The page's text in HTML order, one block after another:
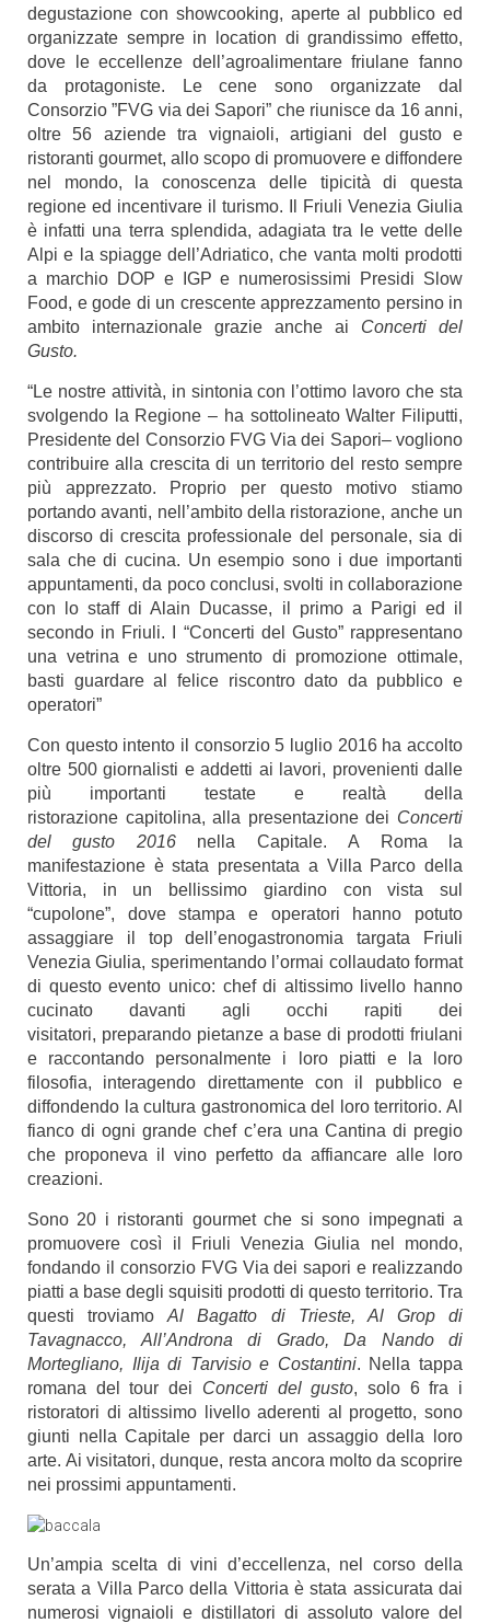
degustazione con showcooking, aperte al pubblico ed
organizzate sempre in location di grandissimo effetto,
dove le eccellenze dell’agroalimentare friulane fanno
da protagoniste. Le cene sono organizzate dal
Consorzio ”FVG via dei Sapori” che riunisce da 16 anni,
oltre 56 aziende tra vignaioli, artigiani del gusto e
ristoranti gourmet, allo scopo di promuovere e diffondere
nel mondo, la conoscenza delle tipicità di questa
regione ed incentivare il turismo. Il Friuli Venezia Giulia
è infatti una terra splendida, adagiata tra le vette delle
Alpi e la spiagge dell’Adriatico, che vanta molti prodotti
a marchio DOP e IGP e numerosissimi Presidi Slow
Food, e gode di un crescente apprezzamento persino in
ambito internazionale grazie anche ai Concerti del
Gusto.
“Le nostre attività, in sintonia con l’ottimo lavoro che sta
svolgendo la Regione – ha sottolineato Walter Filiputti,
Presidente del Consorzio FVG Via dei Sapori– vogliono
contribuire alla crescita di un territorio del resto sempre
più apprezzato. Proprio per questo motivo stiamo
portando avanti, nell’ambito della ristorazione, anche un
discorso di crescita professionale del personale, sia di
sala che di cucina. Un esempio sono i due importanti
appuntamenti, da poco conclusi, svolti in collaborazione
con lo staff di Alain Ducasse, il primo a Parigi ed il
secondo in Friuli. I “Concerti del Gusto” rappresentano
una vetrina e uno strumento di promozione ottimale,
basti guardare al felice riscontro dato da pubblico e
operatori”
Con questo intento il consorzio 5 luglio 2016 ha accolto
oltre 500 giornalisti e addetti ai lavori, provenienti dalle
più importanti testate e realtà della
ristorazione capitolina, alla presentazione dei Concerti
del gusto 2016nella Capitale. A Roma la
manifestazione è stata presentata a Villa Parco della
Vittoria, in un bellissimo giardino con vista sul
“cupolone”, dove stampa e operatori hanno potuto
assaggiare il top dell’enogastronomia targata Friuli
Venezia Giulia, sperimentando l’ormai collaudato format
di questo evento unico: chef di altissimo livello hanno
cucinato davanti agli occhi rapiti dei
visitatori, preparando pietanze a base di prodotti friulani
e raccontando personalmente i loro piatti e la loro
filosofia, interagendo direttamente con il pubblico e
diffondendo la cultura gastronomica del loro territorio. Al
fianco di ogni grande chef c’era una Cantina di pregio
che proponeva il vino perfetto da affiancare alle loro
creazioni.
Sono 20 i ristoranti gourmetche si sono impegnati a
promuovere così il Friuli Venezia Giulia nel mondo,
fondando il consorzio FVG Via dei sapori e realizzando
piatti a base degli squisiti prodotti di questo territorio. Tra
questi troviamoAl Bagatto di Trieste, Al Grop di
Tavagnacco, All’Androna di Grado, Da Nando di
Mortegliano, Ilija di Tarvisio e Costantini. Nella tappa
romana del tour dei Concerti del gusto, solo 6 fra i
ristoratori di altissimo livello aderenti al progetto, sono
giunti nella Capitale per darci un assaggio della loro
arte. Ai visitatori, dunque, resta ancora molto da scoprire
nei prossimi appuntamenti.
Un’ampia scelta di vini d’eccellenza, nel corso della
serata a Villa Parco della Vittoria è stata assicurata dai
numerosi vignaioli e distillatori di assoluto valore del